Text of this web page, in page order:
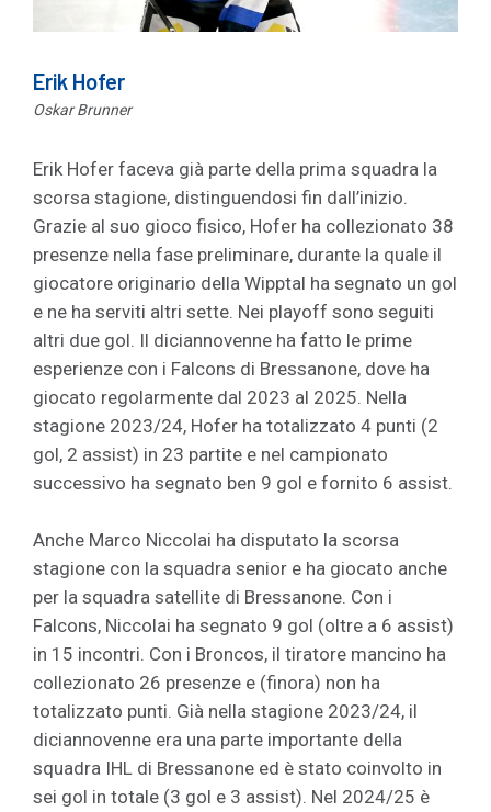
Erik Hofer
Oskar Brunner
Erik Hofer faceva già parte della prima squadra la
scorsa stagione, distinguendosi fin dall’inizio.
Grazie al suo gioco fisico, Hofer ha collezionato 38
presenze nella fase preliminare, durante la quale il
giocatore originario della Wipptal ha segnato un gol
e ne ha serviti altri sette. Nei playoff sono seguiti
altri due gol. Il diciannovenne ha fatto le prime
esperienze con i Falcons di Bressanone, dove ha
giocato regolarmente dal 2023 al 2025. Nella
stagione 2023/24, Hofer ha totalizzato 4 punti (2
gol, 2 assist) in 23 partite e nel campionato
successivo ha segnato ben 9 gol e fornito 6 assist.
Anche Marco Niccolai ha disputato la scorsa
stagione con la squadra senior e ha giocato anche
per la squadra satellite di Bressanone. Con i
Falcons, Niccolai ha segnato 9 gol (oltre a 6 assist)
in 15 incontri. Con i Broncos, il tiratore mancino ha
collezionato 26 presenze e (finora) non ha
totalizzato punti. Già nella stagione 2023/24, il
diciannovenne era una parte importante della
squadra IHL di Bressanone ed è stato coinvolto in
sei gol in totale (3 gol e 3 assist). Nel 2024/25 è